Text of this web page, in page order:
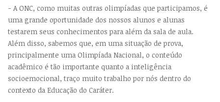
- A ONC, como muitas outras olimpíadas que participamos, é
uma grande oportunidade dos nossos alunos e alunas
testarem seus conhecimentos para além da sala de aula.
Além disso, sabemos que, em uma situação de prova,
principalmente uma Olimpíada Nacional, o conteúdo
acadêmico é tão importante quanto a inteligência
socioemocional, traço muito trabalho por nós dentro do
contexto da Educação do Caráter.